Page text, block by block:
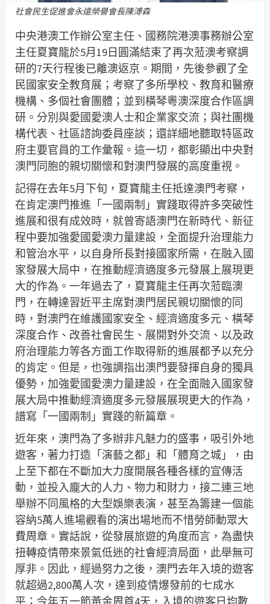
社會民生促進會永遠榮譽會長陳溥森
中央港澳工作辦公室主任、國務院港澳事務辦公室
主任夏寶龍於5月19日圓滿結束了再次蒞澳考察調
研的7天行程後已離澳返京。期間，先後參觀了全
民國家安全教育展；考察了多所學校、教育和醫療
機構、多個社會團體；並到橫琴粵澳深度合作區調
研。分別與愛國愛澳人士和企業家交流；與社團機
構代表、社區諮詢委員座談；還詳細地聽取特區政
府主要官員的工作彙報。這一切，都彰顯出中央對
澳門同胞的親切關懷和對澳門發展的高度重視。
記得在去年5月下旬，夏寶龍主任抵達澳門考察，
在肯定澳門推進「一國兩制」實踐取得許多突破性
進展和很有成效時，就曾寄語澳門在新時代、新征
程中要加強愛國愛澳力量建設，全面提升治理能力
和管治水平，以自身所長對接國家所需，在融入國
家發展大局中，在推動經濟適度多元發展上展現更
大的作為。一年過去了，夏寶龍主任再次蒞臨澳
門，在轉達習近平主席對澳門居民親切關懷的同
時，對澳門在維護國家安全、經濟適度多元、橫琴
深度合作、改善社會民生、展開對外交流、以及政
府治理能力等各方面工作取得新的進展都予以充分
的肯定。但是，也強調指出澳門要發揮自身的獨具
優勢，加強愛國愛澳力量建設，在全面融入國家發
展大局中推動經濟適度多元發展展現更大的作為，
譜寫「一國兩制」實踐的新篇章。
近年來，澳門為了多辦非凡魅力的盛事，吸引外地
遊客，著力打造「演藝之都」和「體育之城」，由
上至下都在不斷加大力度開展各種各樣的宣傳活
動，並投入龐大的人力、物力和財力，接二連三地
舉辦不同風格的大型娛樂表演，甚至為籌建一個能
容納5萬人進場觀看的演出場地而不惜勞師動眾大
費周章。實話說，從發展旅遊的角度而言，為盡快
扭轉疫情帶來景氣低迷的社會經濟局面，此舉無可
厚非。因此，經過努力之後，澳門去年入境的遊客
就超過2,800萬人次，達到疫情爆發前的七成水